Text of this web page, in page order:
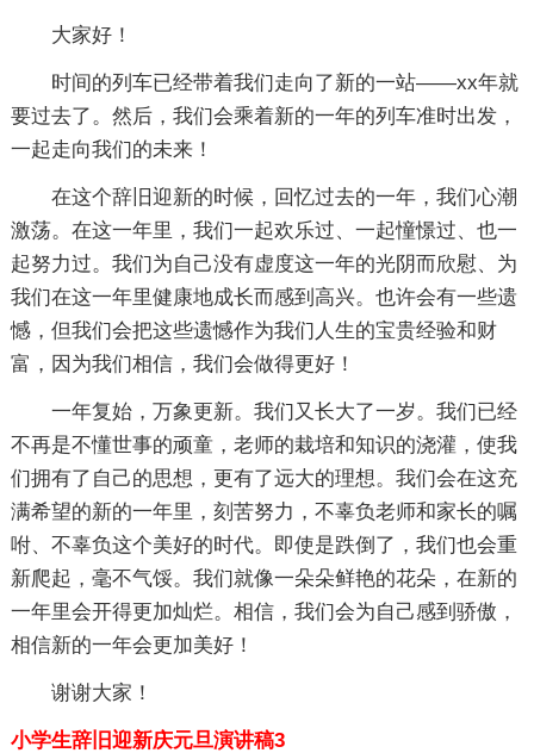
大家好！
时间的列车已经带着我们走向了新的一站——xx年就
要过去了。然后，我们会乘着新的一年的列车准时出发，
一起走向我们的未来！
在这个辞旧迎新的时候，回忆过去的一年，我们心潮
激荡。在这一年里，我们一起欢乐过、一起憧憬过、也一
起努力过。我们为自己没有虚度这一年的光阴而欣慰、为
我们在这一年里健康地成长而感到高兴。也许会有一些遗
憾，但我们会把这些遗憾作为我们人生的宝贵经验和财
富，因为我们相信，我们会做得更好！
一年复始，万象更新。我们又长大了一岁。我们已经
不再是不懂世事的顽童，老师的栽培和知识的浇灌，使我
们拥有了自己的思想，更有了远大的理想。我们会在这充
满希望的新的一年里，刻苦努力，不辜负老师和家长的嘱
咐、不辜负这个美好的时代。即使是跌倒了，我们也会重
新爬起，毫不气馁。我们就像一朵朵鲜艳的花朵，在新的
一年里会开得更加灿烂。相信，我们会为自己感到骄傲，
相信新的一年会更加美好！
谢谢大家！
小学生辞旧迎新庆元旦演讲稿3